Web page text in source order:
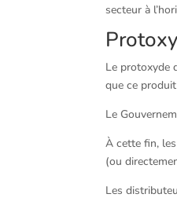
secteur à
Le protoxyde
que ce
Le
À cette fin,
(ou
Les